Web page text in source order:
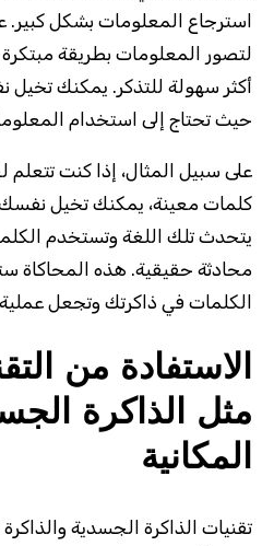
استرجاع المعلومات بشكل
لتصور المعلومات بطريقة
أكثر سهولة للتذكر. يمكنك
حيث تحتاج إلى استخدام
على سبيل المثال، إذا كنت تتعلم
كلمات معينة، يمكنك تخيل
يتحدث تلك اللغة وتستخدم
محادثة حقيقية. هذه المحاكاة
الكلمات في ذاكرتك وتجعل
الاستفادة من
مثل الذاكرة
المكانية
تقنيات الذاكرة الجسدية